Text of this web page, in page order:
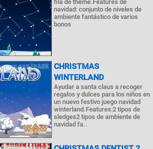
fila de theme.Features de
navidad: conjunto de niveles de
ambiente fantástico de varios
bonos
CHRISTMAS
WINTERLAND
Ayudar a santa claus a recoger
regalos y dulces para los niños en
un nuevo festivo juego navidad
winterland.Features:2 tipos de
sledges2 tipos de ambiente de
navidad fa..